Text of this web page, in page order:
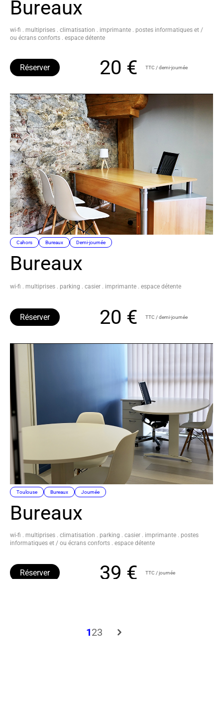
Bureaux
wi-fi . multiprises . climatisation . imprimante . postes informatiques et /
ou écrans conforts . espace détente
20 € TTC / demi-journée
Réserver
Cahors Bureaux Demi-journée
Bureaux
wi-fi . multiprises . parking . casier . imprimante . espace détente
20 € TTC / demi-journée
Réserver
Toulouse Bureaux Journée
Bureaux
wi-fi . multiprises . climatisation . parking . casier . imprimante . postes
informatiques et / ou écrans conforts . espace détente
39 € TTC / journée
Réserver
123